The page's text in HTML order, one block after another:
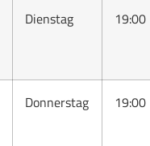
Dienstag 19:00
Donnerstag 19:00